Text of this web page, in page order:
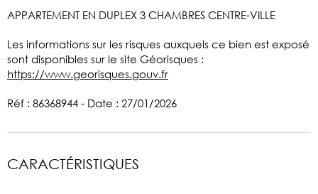
APPARTEMENT EN DUPLEX 3 CHAMBRES CENTRE-VILLE
Les informations sur les risques auxquels ce bien est exposé
sont disponibles sur le site Géorisques :
https://www.georisques.gouv.fr
Réf : 86368944 - Date : 27/01/2026
CARACTÉRISTIQUES